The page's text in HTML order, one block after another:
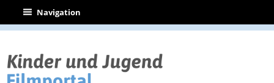
| Navigation